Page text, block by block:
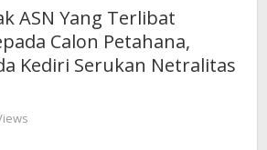
Yang
Terlibat
Dukungan
ASN Yang Terlibat
Calon Petahana,
Kediri Serukan Netralitas